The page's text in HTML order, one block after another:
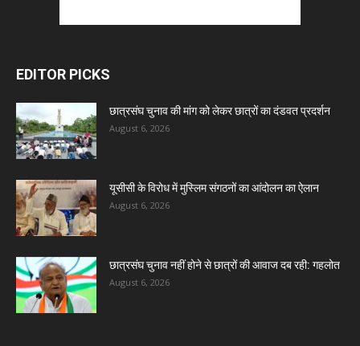
EDITOR PICKS
छात्रसंघ चुनाव की मांग को लेकर छात्रों का दंडवत प्रदर्शन
August 6, 2026
यूसीसी के विरोध में मुस्लिम संगठनों का आंदोलन का ऐलान
August 6, 2026
छात्रसंघ चुनाव नहीं होने से छात्रों की आवाज दब रही: गहलोत
August 6, 2026